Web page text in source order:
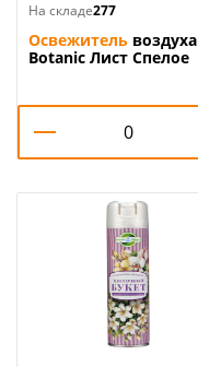
На складе277
Освежитель воздуха
Botanic Лист Спелое